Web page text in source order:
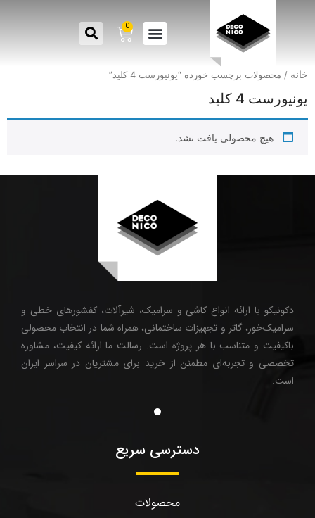
0
خانه / محصولات برچسب خورده “یونیورست 4 کلید”
یونیورست 4 کلید
هیچ محصولی یافت نشد.
دکونیکو با ارائه انواع کاشی و سرامیک، شیرآلات، کفشورهای خطی و
سرامیک‌خور، گاتر و تجهیزات ساختمانی، همراه شما در انتخاب محصولی
باکیفیت و متناسب با هر پروژه است. رسالت ما ارائه کیفیت، مشاوره
تخصصی و تجربه‌ای مطمئن از خرید برای مشتریان در سراسر ایران
است.
دسترسی سریع
محصولات